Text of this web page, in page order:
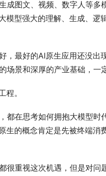
成图文、视频、数字人等
模型强大的理解、生成、
，最好的AI原生应用还没
场景和深厚的产业基础，一
程。
都在思考如何拥抱大模型
生的概念肯定是先被终端
很重视这次机遇，但是对